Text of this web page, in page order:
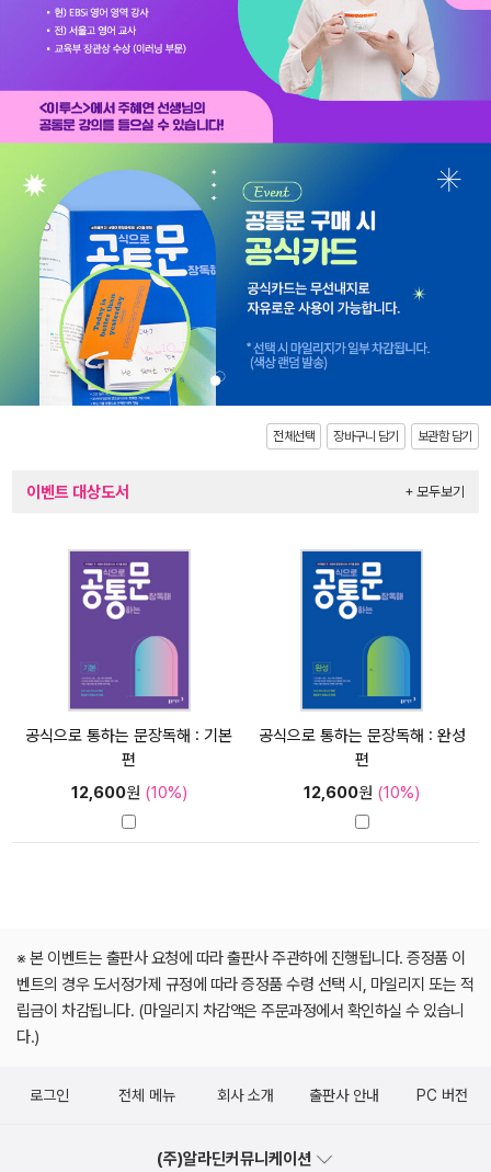
전체선택 장바구니 담기 보관함 담기
이벤트 대상도서 + 모두보기
공식으로 통하는 문장독해 : 기본
편
12,600원 (10%)
공식으로 통하는 문장독해 : 완성
편
12,600원 (10%)
※ 본 이벤트는 출판사 요청에 따라 출판사 주관하에 진행됩니다. 증정품 이
벤트의 경우 도서정가제 규정에 따라 증정품 수령 선택 시, 마일리지 또는 적
립금이 차감됩니다. (마일리지 차감액은 주문과정에서 확인하실 수 있습니
다.)
로그인 전체 메뉴 회사 소개 출판사 안내 PC 버전
(주)알라딘커뮤니케이션